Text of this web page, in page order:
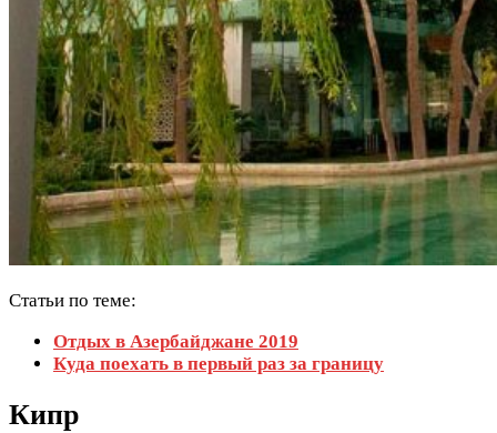
Статьи по теме:
Отдых в Азербайджане 2019
Куда поехать в первый раз за границу
Кипр